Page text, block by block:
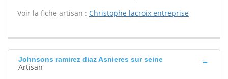
Voir la fiche artisan : Christophe lacroix entreprise
Johnsons ramirez diaz Asnieres sur seine
Artisan